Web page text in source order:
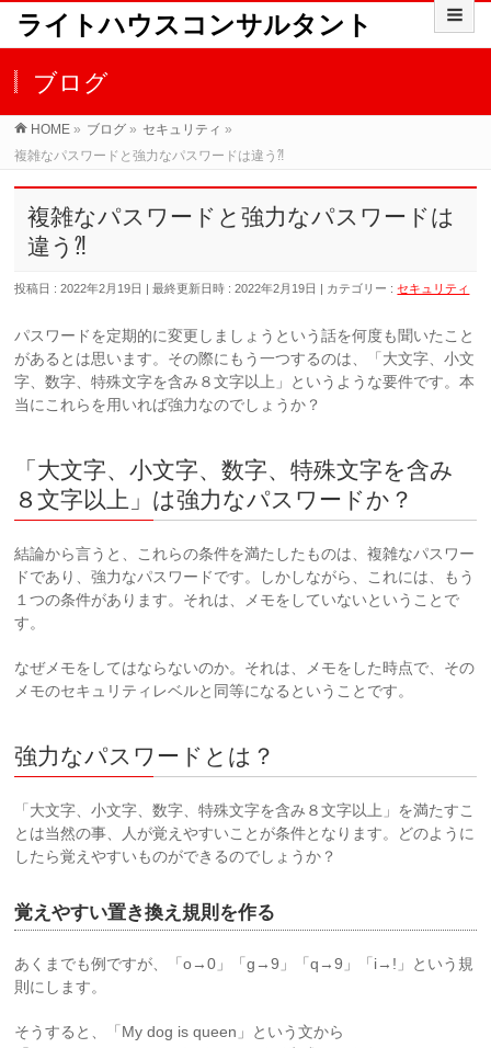
ライトハウスコンサルタント
ブログ
HOME » ブログ » セキュリティ »
複雑なパスワードと強力なパスワードは違う⁈
複雑なパスワードと強力なパスワードは
違う⁈
投稿日 : 2022年2月19日 最終更新日時 : 2022年2月19日 カテゴリー :セキュリティ
パスワードを定期的に変更しましょうという話を何度も聞いたこと
があるとは思います。その際にもう一つするのは、「大文字、小文
字、数字、特殊文字を含み８文字以上」というような要件です。本
当にこれらを用いれば強力なのでしょうか？
「大文字、小文字、数字、特殊文字を含み
８文字以上」は強力なパスワードか？
結論から言うと、これらの条件を満たしたものは、複雑なパスワー
ドであり、強力なパスワードです。しかしながら、これには、もう
１つの条件があります。それは、メモをしていないということで
す。
なぜメモをしてはならないのか。それは、メモをした時点で、その
メモのセキュリティレベルと同等になるということです。
強力なパスワードとは？
「大文字、小文字、数字、特殊文字を含み８文字以上」を満たすこ
とは当然の事、人が覚えやすいことが条件となります。どのように
したら覚えやすいものができるのでしょうか？
覚えやすい置き換え規則を作る
あくまでも例ですが、「o→0」「g→9」「q→9」「i→!」という規
則にします。
そうすると、「My dog is queen」という文から